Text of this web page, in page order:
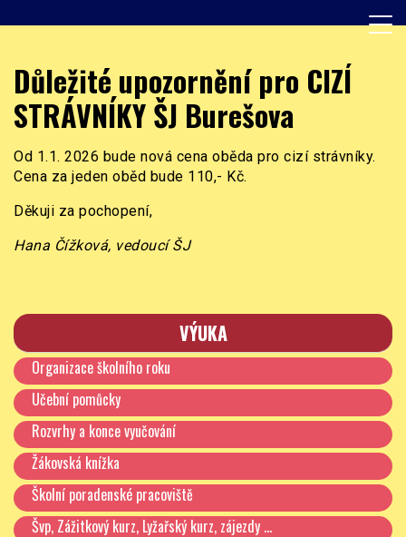
to
ZŠ Burešova
Důležité upozornění pro CIZÍ
STRÁVNÍKY ŠJ Burešova
Od 1.1. 2026 bude nová cena oběda pro cizí strávníky.
Cena za jeden oběd bude 110,- Kč.
Děkuji za pochopení,
Hana Čížková, vedoucí ŠJ
VÝUKA
Organizace školního roku
Učební pomůcky
Rozvrhy a konce vyučování
Žákovská knížka
Školní poradenské pracoviště
Švp, Zážitkový kurz, Lyžařský kurz, zájezdy …